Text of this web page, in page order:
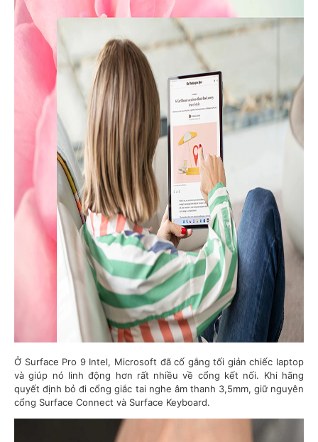
Ở Surface Pro 9 Intel, Microsoft đã cố gắng tối giản chiếc laptop
và giúp nó linh động hơn rất nhiều về cổng kết nối. Khi hãng
quyết định bỏ đi cổng giắc tai nghe âm thanh 3,5mm, giữ nguyên
cổng Surface Connect và Surface Keyboard.